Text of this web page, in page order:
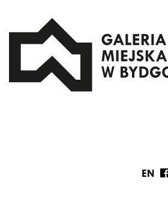
EN